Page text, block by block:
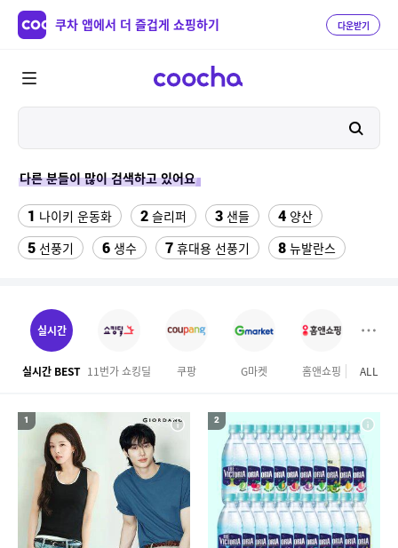
쿠차 앱에서 더 즐겁게 쇼핑하기 다운받기
다른 분들이 많이 검색하고 있어요
1 나이키 운동화 2 슬리퍼 3 샌들 4 양산
5 선풍기 6 생수 7 휴대용 선풍기 8 뉴발란스
12 라인댄스옷
15 싼미니인형뽑기기계
17 수향미쌀10kg특등급 18
bmw z4 실내등 조던슬링백
ALL
실시간
실시간 BEST 11번가 쇼킹딜 쿠팡 G마켓 홈앤쇼핑 하프
1 2